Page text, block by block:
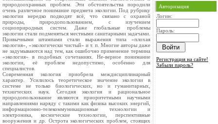
природоохранных проблем. Эти обстоятельства породили
очень различное понимание предмета экологии. Под рубрику
экологии нередко подводят всё, что связано с охраной
природы, природопользованием, с изучением
социоприродных систем. Даже глобальные проблемы
экологии стали подменяться местными санитарными задачами.
Привычными штампами стали выражения типа «плохая
экология», «экологически чистый» и т. п. Многие авторы даже
не задумываются над тем, как ошибочно применение термина
«экология» в подобных сочетаниях. Не-верное понимание
экологии, её проблем недопустимо, особенно для
специалистов.
Современная экология приобрела междисциплинарный
характер. Усилилось теоретическое значение экологии в
системе не только биологических, но и гуманитарных,
технических наук. Сегодня экология и рациональное
природопользование являются приоритетными научными
направлениями наряду с такими как физика высоких энергий,
информационно-телекоммуникационные технологии и
электроника, космические технологии, перспективные
вооружения и др. Острота экологических проблем, стоящих
Авторизация
Логин:
Пароль:
Регистрация на сайте!
Забыли пароль?